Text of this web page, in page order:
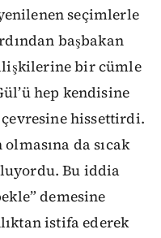
seçimlerle
başbakan
bir cümle
hep kendisine
hissettirdi.
olmasına da sıcak
Bu iddia
demesine
istifa ederek